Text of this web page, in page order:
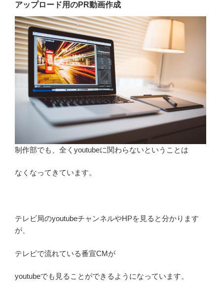
アップロード用のPR動画作成
制作部でも、全くyoutubeに関わらないということは
なくなってきています。
テレビ局のyoutubeチャンネルやHPを見ると分かります
が、
テレビで流れている番宣CMが
youtubeでも見ることができるようになっています。